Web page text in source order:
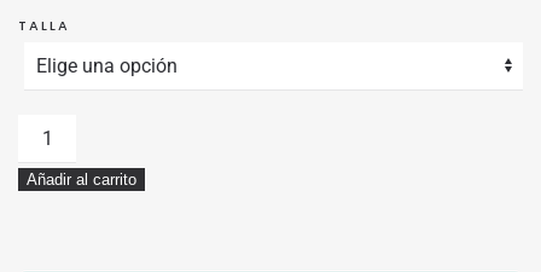
TALLA
PANTALON
KTM
ADV
Añadir al carrito